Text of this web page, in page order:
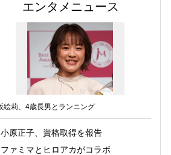
エンタメニュース
絵莉、4歳長男とランニング
小原正子、資格取得を報告
ファミマとヒロアカがコラボ